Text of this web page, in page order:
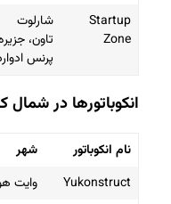
Startup
Zone
شارلوت
تاون،
پرنس
انکوباتورها در شمال
نام انکوباتور شهر
Yukonstruct
وایت